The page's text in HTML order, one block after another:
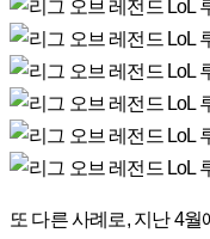
또 다른 사례로, 지난 4